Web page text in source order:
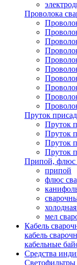
Проволока
Пруток
Пруток
Пруток
Пруток
Пруток
Припой, флюс
припой
флюс
мел
Кабель
кабель
кабельные
Средства
Светофильтры